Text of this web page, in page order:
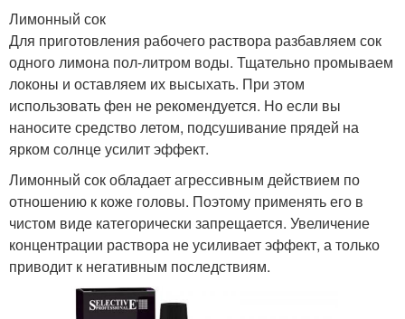
Лимонный сок
Для приготовления рабочего раствора разбавляем сок
одного лимона пол-литром воды. Тщательно промываем
локоны и оставляем их высыхать. При этом
использовать фен не рекомендуется. Но если вы
наносите средство летом, подсушивание прядей на
ярком солнце усилит эффект.
Лимонный сок обладает агрессивным действием по
отношению к коже головы. Поэтому применять его в
чистом виде категорически запрещается. Увеличение
концентрации раствора не усиливает эффект, а только
приводит к негативным последствиям.